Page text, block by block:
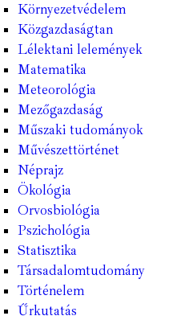
Környezetvédelem
Közgazdaságtan
Lélektani lelemények
Matematika
Meteorológia
Mezőgazdaság
Műszaki tudományok
Művészettörténet
Néprajz
Ökológia
Orvosbiológia
Pszichológia
Statisztika
Társadalomtudomány
Történelem
Űrkutatás